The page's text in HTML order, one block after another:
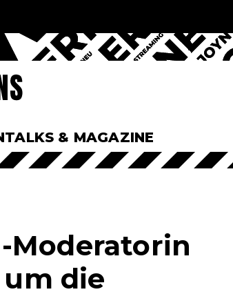
TALKS & MAGAZINE
Moderatorin
die